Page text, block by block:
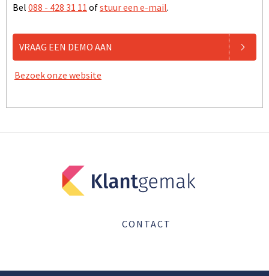
Bel 088 - 428 31 11 ofstuur een e-mail.
VRAAG EEN DEMO AAN
Bezoek onze website
CONTACT